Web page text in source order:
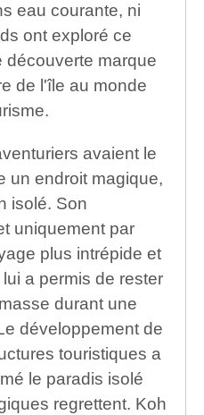
eau courante, ni
ont exploré ce
découverte marque
de l'île au monde
avaient le
un endroit magique,
isolé. Son
uniquement par
plus intrépide et
a permis de rester
durant une
développement de
touristiques a
le paradis isolé
regrettent. Koh